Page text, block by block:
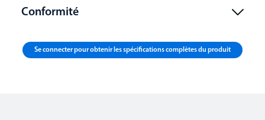
Conformité
Se connecter pour obtenir les spécifications complètes du produit